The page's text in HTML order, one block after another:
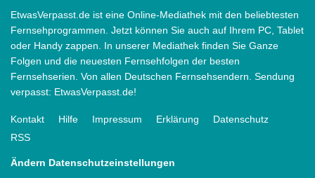
EtwasVerpasst.de ist eine Online-Mediathek mit den beliebtesten
Fernsehprogrammen. Jetzt können Sie auch auf Ihrem PC, Tablet
oder Handy zappen. In unserer Mediathek finden Sie Ganze
Folgen und die neuesten Fernsehfolgen der besten
Fernsehserien. Von allen Deutschen Fernsehsendern. Sendung
verpasst: EtwasVerpasst.de!
Kontakt Hilfe Impressum Erklärung
Datenschutz
RSS
Ändern Datenschutzeinstellungen